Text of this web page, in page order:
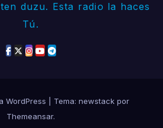
duzu. Esta radio la haces
Tú.
WordPress
Tema: newstack por
Themeansar.